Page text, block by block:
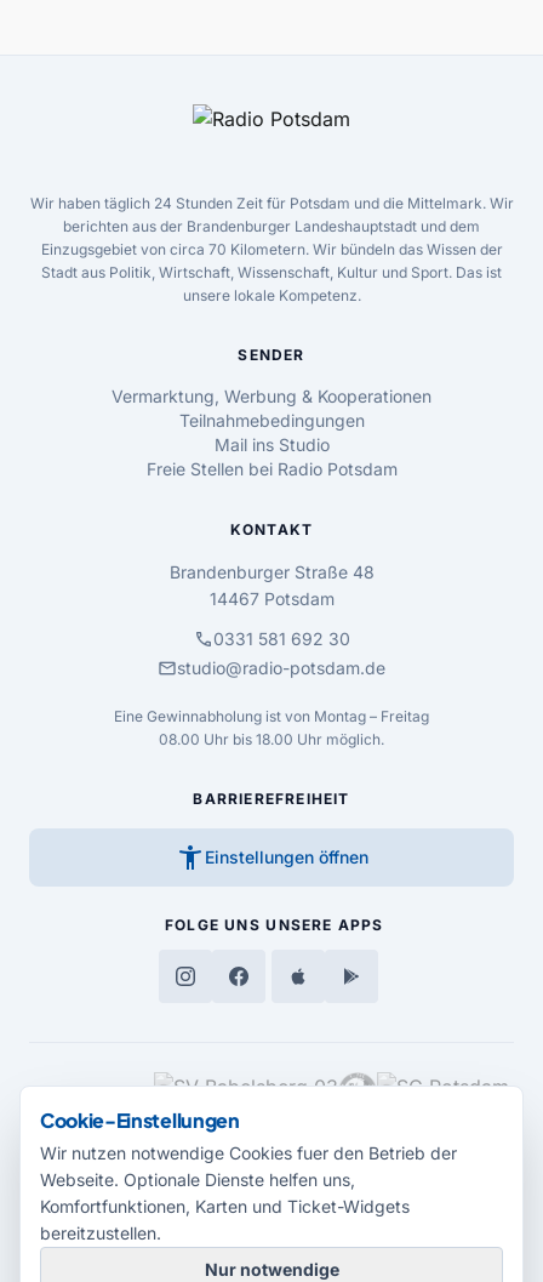
Wir haben täglich 24 Stunden Zeit für Potsdam und die Mittelmark. Wir
berichten aus der Brandenburger Landeshauptstadt und dem
Einzugsgebiet von circa 70 Kilometern. Wir bündeln das Wissen der
Stadt aus Politik, Wirtschaft, Wissenschaft, Kultur und Sport. Das ist
unsere lokale Kompetenz.
SENDER
Vermarktung, Werbung & Kooperationen
Teilnahmebedingungen
Mail ins Studio
Freie Stellen bei Radio Potsdam
KONTAKT
Brandenburger Straße 48
14467 Potsdam
call0331 581 692 30
mailstudio@radio-potsdam.de
Eine Gewinnabholung ist von Montag – Freitag
08.00 Uhr bis 18.00 Uhr möglich.
BARRIEREFREIHEIT
accessibility_new Einstellungen öffnen
FOLGE UNS UNSERE APPS
MEDIENPARTNER
Cookie-Einstellungen
Wir nutzen notwendige Cookies fuer den Betrieb der
Webseite. Optionale Dienste helfen uns,
Komfortfunktionen, Karten und Ticket-Widgets
bereitzustellen.
Nur notwendige